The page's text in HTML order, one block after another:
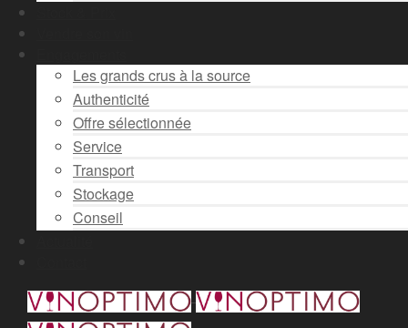
Les grands crus à la source
Authenticité
Offre sélectionnée
Service
Transport
Stockage
Conseil